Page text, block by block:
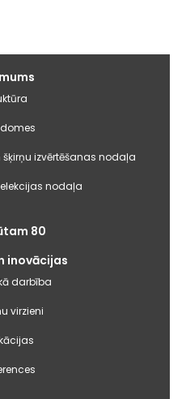
izvērtēšanas nodaļa
nodaļa
80
inovācijas
darbība
virzieni